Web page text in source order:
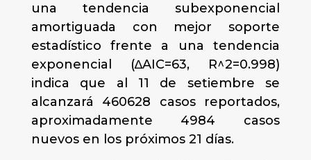
una tendencia subexponencial
amortiguada con mejor soporte
estadístico frente a una tendencia
exponencial (∆AIC=63, R^2=0.998)
indica que al 11 de setiembre se
alcanzará 460628 casos reportados,
aproximadamente 4984 casos
nuevos en los próximos 21 días.